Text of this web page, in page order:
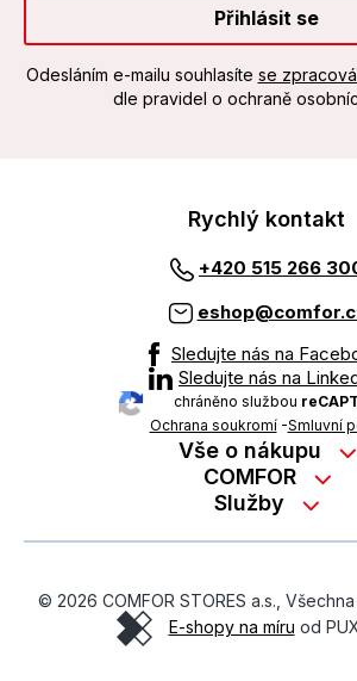
Přihlásit se
Odesláním e-mailu souhlasíte se
dle pravidel o ochraně
Rychlý kontakt
+420 515 266
Sledujte nás na
Sledujte nás na
chráněno službou
Ochrana soukromí-Smluvní
Vše o nákupu
Nákup na splátky
Možnosti platby
Obchodní podmínky
Ochrana osobních údajů
COMFOR
Kontakty
Kariéra
O revimarketu
Služby
On-line podpora
© 2026 COMFOR STORES a.s.,
E-shopy na míru od